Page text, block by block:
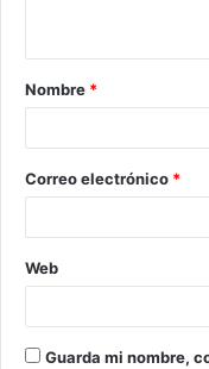
Nombre *
Correo electrónico *
Web
Guarda mi nombre,